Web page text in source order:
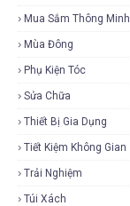
Mua Sắm Thông Minh
Mùa Đông
Phụ Kiện Tóc
Sửa Chữa
Thiết Bị Gia Dụng
Tiết Kiệm Không Gian
Trải Nghiệm
Túi Xách